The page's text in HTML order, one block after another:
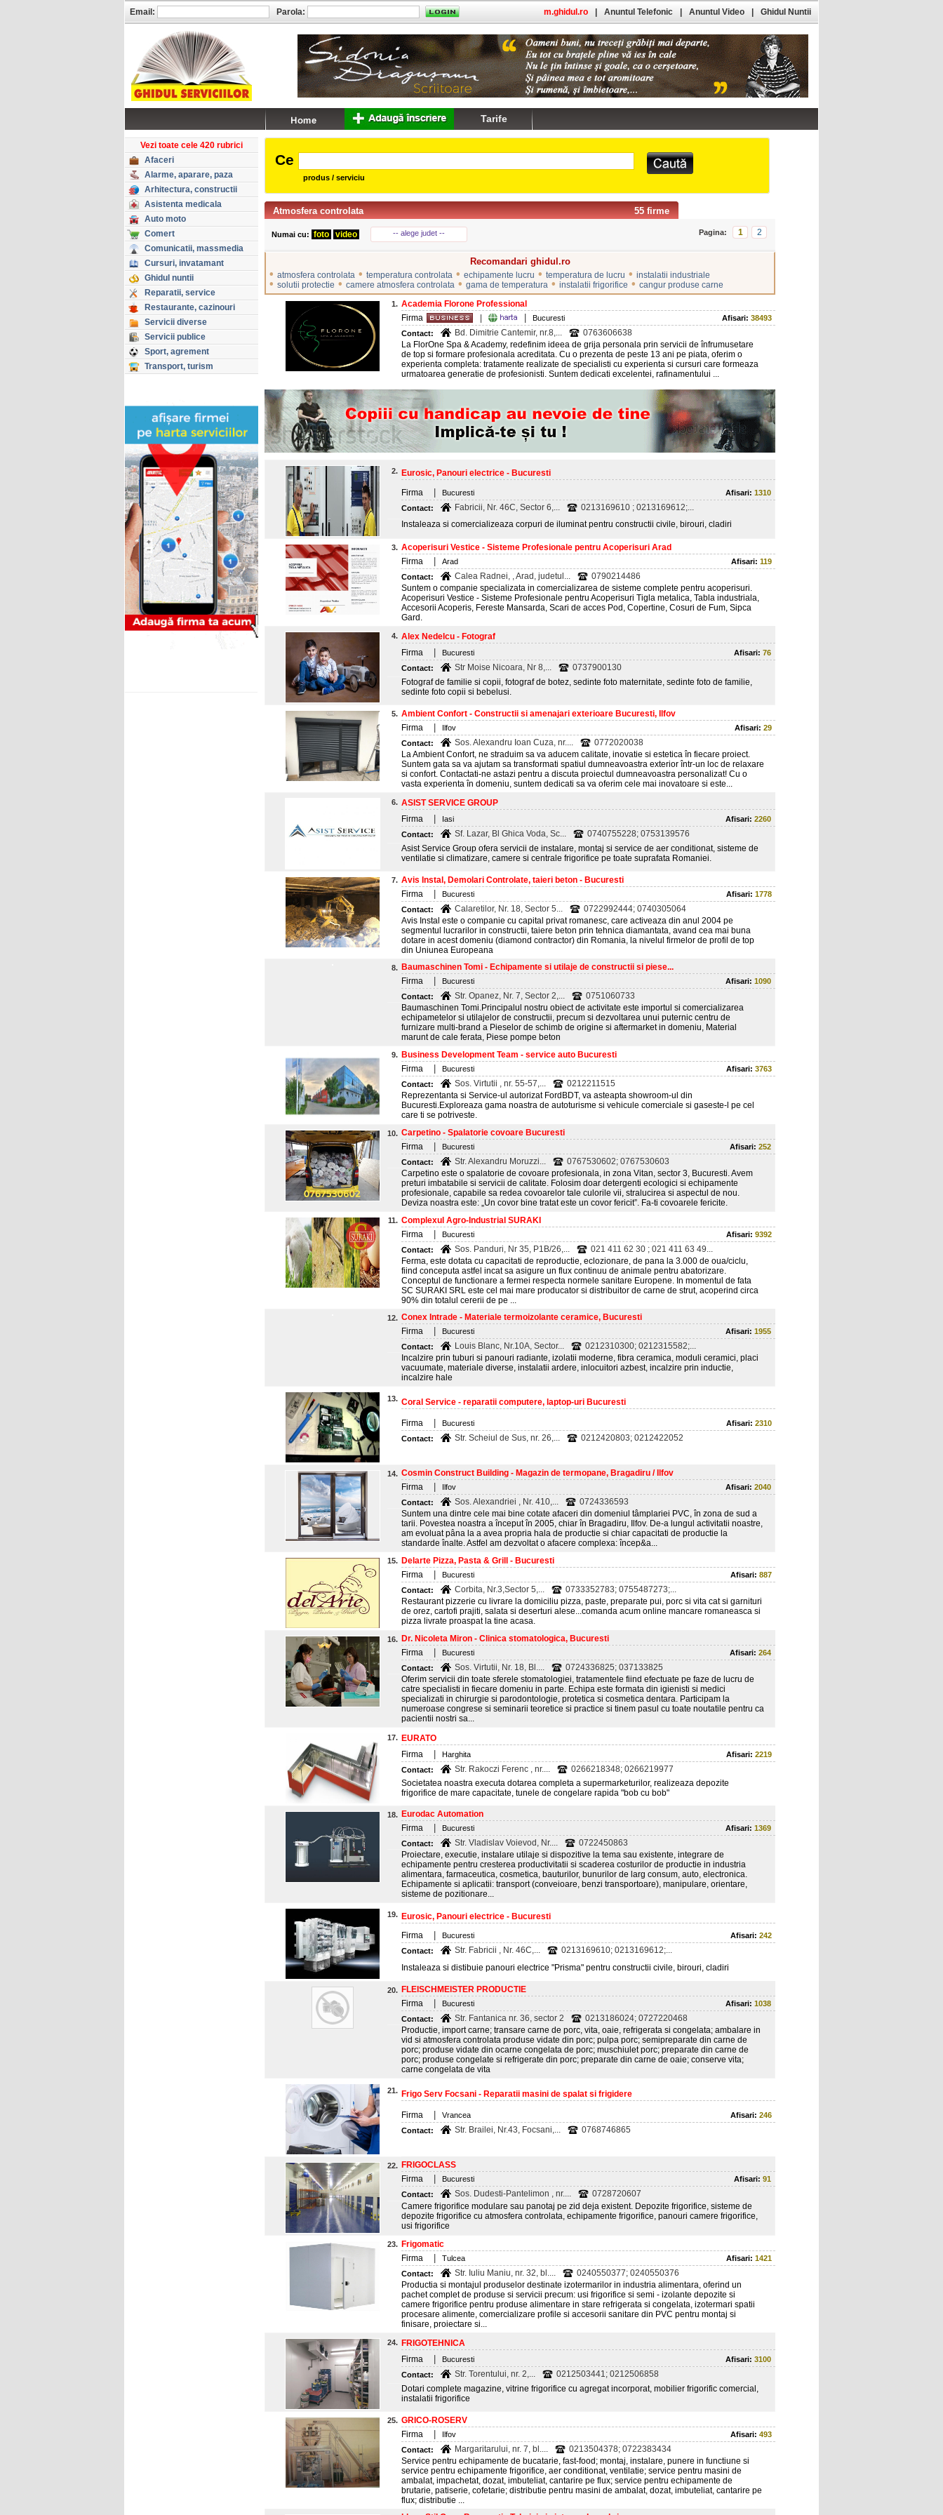
Vezi toate cele 420 rubrici
Afaceri
Alarme, aparare, paza
Arhitectura, constructii
Asistenta medicala
Auto moto
Comert
Comunicatii, massmedia
Cursuri, invatamant
Ghidul nuntii
Reparatii, service
Restaurante, cazinouri
Servicii diverse
Servicii publice
Sport, agrement
Transport, turism
Ce
produs / serviciu
55 firme
Atmosfera controlata
Numai cu: foto video -- alege judet -- Pagina: 1 2
Recomandari ghidul.ro
• atmosfera controlata • temperatura controlata • echipamente lucru • temperatura de lucru • instalatii industriale
• solutii protectie • camere atmosfera controlata • gama de temperatura • instalatii frigorifice • cangur produse carne
1. Academia Florone Professional
Firma
Bucuresti Afisari: 38493
Contact:
Bd. Dimitrie Cantemir, nr.8,...
0763606638
La FlorOne Spa & Academy, redefinim ideea de grija personala prin servicii de înfrumusetare
de top si formare profesionala acreditata. Cu o prezenta de peste 13 ani pe piata, oferim o
experienta completa: tratamente realizate de specialisti cu experienta si cursuri care formeaza
urmatoarea generatie de profesionisti. Suntem dedicati excelentei, rafinamentului ...
2. Eurosic, Panouri electrice - Bucuresti
Firma
Bucuresti Afisari: 1310
Contact:
Fabricii, Nr. 46C, Sector 6,...
0213169610 ; 0213169612;...
Instaleaza si comercializeaza corpuri de iluminat pentru constructii civile, birouri, cladiri
3. Acoperisuri Vestice - Sisteme Profesionale pentru Acoperisuri Arad
Firma
Arad Afisari: 119
Contact:
Calea Radnei, , Arad, judetul...
0790214486
Suntem o companie specializata in comercializarea de sisteme complete pentru acoperisuri.
Acoperisuri Vestice - Sisteme Profesionale pentru Acoperisuri Tigla metalica, Tabla industriala,
Accesorii Acoperis, Fereste Mansarda, Scari de acces Pod, Copertine, Cosuri de Fum, Sipca
Gard.
4. Alex Nedelcu - Fotograf
Firma
Bucuresti Afisari: 76
Contact:
Str Moise Nicoara, Nr 8,...
0737900130
Fotograf de familie si copii, fotograf de botez, sedinte foto maternitate, sedinte foto de familie,
sedinte foto copii si bebelusi.
5. Ambient Confort - Constructii si amenajari exterioare Bucuresti, Ilfov
Firma
Ilfov Afisari: 29
Contact:
Sos. Alexandru Ioan Cuza, nr....
0772020038
La Ambient Confort, ne straduim sa va aducem calitate, inovatie si estetica în fiecare proiect.
Suntem gata sa va ajutam sa transformati spatiul dumneavoastra exterior într-un loc de relaxare
si confort. Contactati-ne astazi pentru a discuta proiectul dumneavoastra personalizat! Cu o
vasta experienta în domeniu, suntem dedicati sa va oferim cele mai inovatoare si este...
6. ASIST SERVICE GROUP
Firma
Iasi Afisari: 2260
Contact:
Sf. Lazar, Bl Ghica Voda, Sc...
0740755228; 0753139576
Asist Service Group ofera servicii de instalare, montaj si service de aer conditionat, sisteme de
ventilatie si climatizare, camere si centrale frigorifice pe toate suprafata Romaniei.
7. Avis Instal, Demolari Controlate, taieri beton - Bucuresti
Firma
Bucuresti Afisari: 1778
Contact:
Calaretilor, Nr. 18, Sector 5...
0722992444; 0740305064
Avis Instal este o companie cu capital privat romanesc, care activeaza din anul 2004 pe
segmentul lucrarilor in constructii, taiere beton prin tehnica diamantata, avand cea mai buna
dotare in acest domeniu (diamond contractor) din Romania, la nivelul firmelor de profil de top
din Uniunea Europeana
8. Baumaschinen Tomi - Echipamente si utilaje de constructii si piese...
Firma
Bucuresti Afisari: 1090
Contact:
Str. Opanez, Nr. 7, Sector 2,...
0751060733
Baumaschinen Tomi.Principalul nostru obiect de activitate este importul si comercializarea
echipametelor si utilajelor de constructii, precum si dezvoltarea unui puternic centru de
furnizare multi-brand a Pieselor de schimb de origine si aftermarket in domeniu, Material
marunt de cale ferata, Piese pompe beton
9. Business Development Team - service auto Bucuresti
Firma
Bucuresti Afisari: 3763
Contact:
Sos. Virtutii , nr. 55-57,...
0212211515
Reprezentanta si Service-ul autorizat FordBDT, va asteapta showroom-ul din
Bucuresti.Exploreaza gama noastra de autoturisme si vehicule comerciale si gaseste-l pe cel
care ti se potriveste.
10. Carpetino - Spalatorie covoare Bucuresti
Firma
Bucuresti Afisari: 252
Contact:
Str. Alexandru Moruzzi...
0767530602; 0767530603
Carpetino este o spalatorie de covoare profesionala, in zona Vitan, sector 3, Bucuresti. Avem
preturi imbatabile si servicii de calitate. Folosim doar detergenti ecologici si echipamente
profesionale, capabile sa redea covoarelor tale culorile vii, stralucirea si aspectul de nou.
Deviza noastra este: „Un covor bine tratat este un covor fericit”. Fa-ti covoarele fericite.
11. Complexul Agro-Industrial SURAKI
Firma
Bucuresti Afisari: 9392
Contact:
Sos. Panduri, Nr 35, P1B/26,...
021 411 62 30 ; 021 411 63 49...
Ferma, este dotata cu capacitati de reproductie, eclozionare, de pana la 3.000 de oua/ciclu,
fiind conceputa astfel incat sa asigure un flux continuu de animale pentru abatorizare.
Conceptul de functionare a fermei respecta normele sanitare Europene. In momentul de fata
SC SURAKI SRL este cel mai mare producator si distribuitor de carne de strut, acoperind circa
90% din totalul cererii de pe ...
12. Conex Intrade - Materiale termoizolante ceramice, Bucuresti
Firma
Bucuresti Afisari: 1955
Contact:
Louis Blanc, Nr.10A, Sector...
0212310300; 0212315582;...
Incalzire prin tuburi si panouri radiante, izolatii moderne, fibra ceramica, moduli ceramici, placi
vacuumate, materiale diverse, instalatii ardere, inlocuitori azbest, incalzire prin inductie,
incalzire hale
13. Coral Service - reparatii computere, laptop-uri Bucuresti
Firma Bucuresti Afisari: 2310
Contact:
Str. Scheiul de Sus, nr. 26,... 0212420803; 0212422052
14. Cosmin Construct Building - Magazin de termopane, Bragadiru / Ilfov
Firma
Ilfov Afisari: 2040
Contact:
Sos. Alexandriei , Nr. 410,...
0724336593
Suntem una dintre cele mai bine cotate afaceri din domeniul tâmplariei PVC, în zona de sud a
tarii. Povestea noastra a început în 2005, chiar în Bragadiru, Ilfov. De-a lungul activitatii noastre,
am evoluat pâna la a avea propria hala de productie si chiar capacitati de productie la
standarde înalte. Astfel am dezvoltat o afacere complexa: încep&a...
15. Delarte Pizza, Pasta & Grill - Bucuresti
Firma
Bucuresti Afisari: 887
Contact:
Corbita, Nr.3,Sector 5,...
0733352783; 0755487273;...
Restaurant pizzerie cu livrare la domiciliu pizza, paste, preparate pui, porc si vita cat si garnituri
de orez, cartofi prajiti, salata si deserturi alese...comanda acum online mancare romaneasca si
pizza livrate proaspat la tine acasa.
16. Dr. Nicoleta Miron - Clinica stomatologica, Bucuresti
Firma
Bucuresti Afisari: 264
Contact:
Sos. Virtutii, Nr. 18, Bl....
0724336825; 037133825
Oferim servicii din toate sferele stomatologiei, tratamentele fiind efectuate pe faze de lucru de
catre specialisti in fiecare domeniu in parte. Echipa este formata din igienisti si medici
specializati in chirurgie si parodontologie, protetica si cosmetica dentara. Participam la
numeroase congrese si seminarii teoretice si practice si tinem pasul cu toate noutatile pentru ca
pacientii nostri sa...
17. EURATO
Firma
Harghita Afisari: 2219
Contact:
Str. Rakoczi Ferenc , nr....
0266218348; 0266219977
Societatea noastra executa dotarea completa a supermarketurilor, realizeaza depozite
frigorifice de mare capacitate, tunele de congelare rapida "bob cu bob"
18. Eurodac Automation
Firma
Bucuresti Afisari: 1369
Contact:
Str. Vladislav Voievod, Nr....
0722450863
Proiectare, executie, instalare utilaje si dispozitive la tema sau existente, integrare de
echipamente pentru cresterea productivitatii si scaderea costurilor de productie in industria
alimentara, farmaceutica, cosmetica, bauturilor, bunurilor de larg consum, auto, electronica.
Echipamente si aplicatii: transport (conveioare, benzi transportoare), manipulare, orientare,
sisteme de pozitionare...
19. Eurosic, Panouri electrice - Bucuresti
Firma
Bucuresti Afisari: 242
Contact:
Str. Fabricii , Nr. 46C,...
0213169610; 0213169612;...
Instaleaza si distibuie panouri electrice "Prisma" pentru constructii civile, birouri, cladiri
20. FLEISCHMEISTER PRODUCTIE
Firma
Bucuresti Afisari: 1038
Contact:
Str. Fantanica nr. 36, sector 2
0213186024; 0727220468
Productie, import carne; transare carne de porc, vita, oaie, refrigerata si congelata; ambalare in
vid si atmosfera controlata produse vidate din porc; pulpa porc; semipreparate din carne de
porc; produse vidate din ocarne congelata de porc; muschiulet porc; preparate din carne de
porc; produse congelate si refrigerate din porc; preparate din carne de oaie; conserve vita;
carne congelata de vita
21. Frigo Serv Focsani - Reparatii masini de spalat si frigidere
Firma Vrancea Afisari: 246
Contact:
Str. Brailei, Nr.43, Focsani,... 0768746865
22. FRIGOCLASS
Firma
Bucuresti Afisari: 91
Contact:
Sos. Dudesti-Pantelimon , nr....
0728720607
Camere frigorifice modulare sau panotaj pe zid deja existent. Depozite frigorifice, sisteme de
depozite frigorifice cu atmosfera controlata, echipamente frigorifice, panouri camere frigorifice,
usi frigorifice
23. Frigomatic
Firma
Tulcea Afisari: 1421
Contact:
Str. Iuliu Maniu, nr. 32, bl....
0240550377; 0240550376
Productia si montajul produselor destinate izotermarilor in industria alimentara, oferind un
pachet complet de produse si servicii precum: usi frigorifice si semi - izolante depozite si
camere frigorifice pentru produse alimentare in stare refrigerata si congelata, izotermari spatii
procesare alimente, comercializare profile si accesorii sanitare din PVC pentru montaj si
finisare, proiectare si...
24. FRIGOTEHNICA
Firma
Bucuresti Afisari: 3100
Contact:
Str. Torentului, nr. 2,...
0212503441; 0212506858
Dotari complete magazine, vitrine frigorifice cu agregat incorporat, mobilier frigorific comercial,
instalatii frigorifice
25. GRICO-ROSERV
Firma
Ilfov Afisari: 493
Contact:
Margaritarului, nr. 7, bl....
0213504378; 0722383434
Service pentru echipamente de bucatarie, fast-food; montaj, instalare, punere in functiune si
service pentru echipamente frigorifice, aer conditionat, ventilatie; service pentru masini de
ambalat, impachetat, dozat, imbuteliat, cantarire pe flux; service pentru echipamente de
brutarie, patiserie, cofetarie; distributie pentru masini de ambalat, dozat, imbuteliat, cantarire pe
flux; distributie ...
Email: Parola: m.ghidul.ro Anuntul Telefonic Anuntul Video Ghidul Nuntii
Tarife